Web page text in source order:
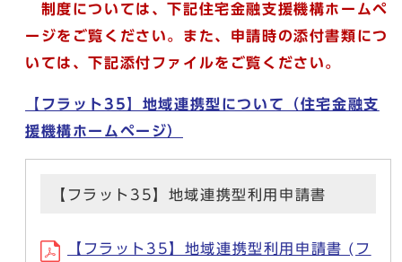
制度については、下記住宅金融支援機構ホームペ
ージをご覧ください。また、申請時の添付書類につ
いては、下記添付ファイルをご覧ください。
【フラット35】地域連携型について（住宅金融支
援機構ホームページ）
【フラット35】地域連携型利用申請書
【フラット35】地域連携型利用申請書 (フ